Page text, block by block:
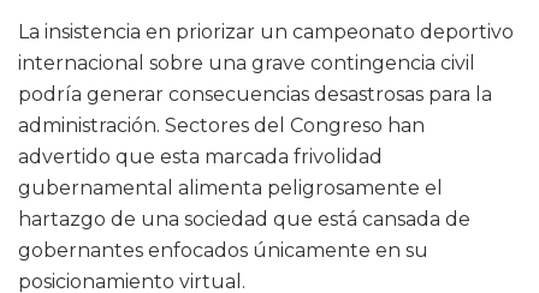
La insistencia en priorizar un campeonato deportivo
internacional sobre una grave contingencia civil
podría generar consecuencias desastrosas para la
administración. Sectores del Congreso han
advertido que esta marcada frivolidad
gubernamental alimenta peligrosamente el
hartazgo de una sociedad que está cansada de
gobernantes enfocados únicamente en su
posicionamiento virtual.